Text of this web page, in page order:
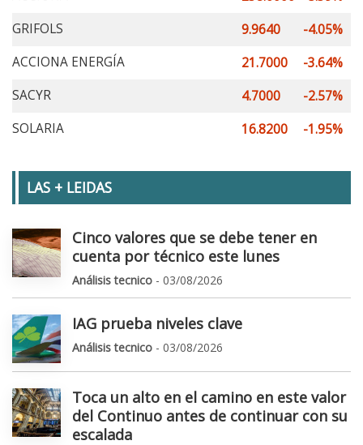
GRIFOLS
9.9640
-4.05%
ACCIONA ENERGÍA
21.7000
-3.64%
SACYR
4.7000
-2.57%
SOLARIA
16.8200 -1.95%
LAS + LEIDAS
Cinco valores que se debe tener en
cuenta por técnico este lunes
Análisis tecnico - 03/08/2026
IAG prueba niveles clave
Análisis tecnico - 03/08/2026
Toca un alto en el camino en este valor
del Continuo antes de continuar con su
escalada